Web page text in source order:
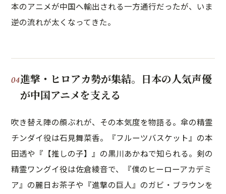
本のアニメが中国へ輸出される一方通行だったが、いま
逆の流れが太くなってきた。
進撃・ヒロアカ勢が集結。日本の人気声優
が中国アニメを支える
吹き替え陣の顔ぶれが、その本気度を物語る。傘の精霊
チンダイ役は石見舞菜香。『フルーツバスケット』の本
田透や『【推しの子】』の黒川あかねで知られる。剣の
精霊ワングイ役は佐倉綾音で、『僕のヒーローアカデミ
ア』の麗日お茶子や『進撃の巨人』のガビ・ブラウンを